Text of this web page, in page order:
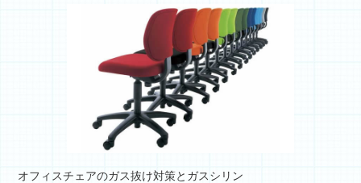
オフィスチェアのガス抜け対策とガスシリン